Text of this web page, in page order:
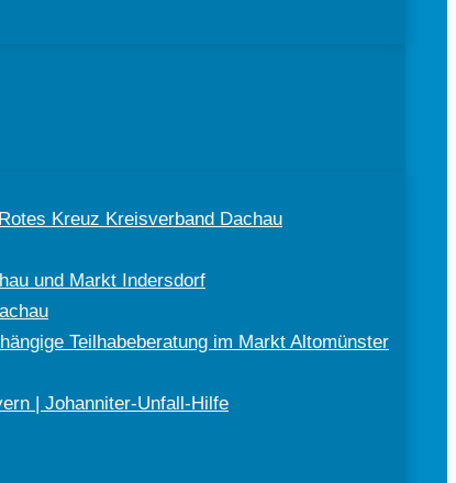
Kreuz Kreisverband Dachau
und Markt Indersdorf
Teilhabeberatung im Markt Altomünster
| Johanniter-Unfall-Hilfe